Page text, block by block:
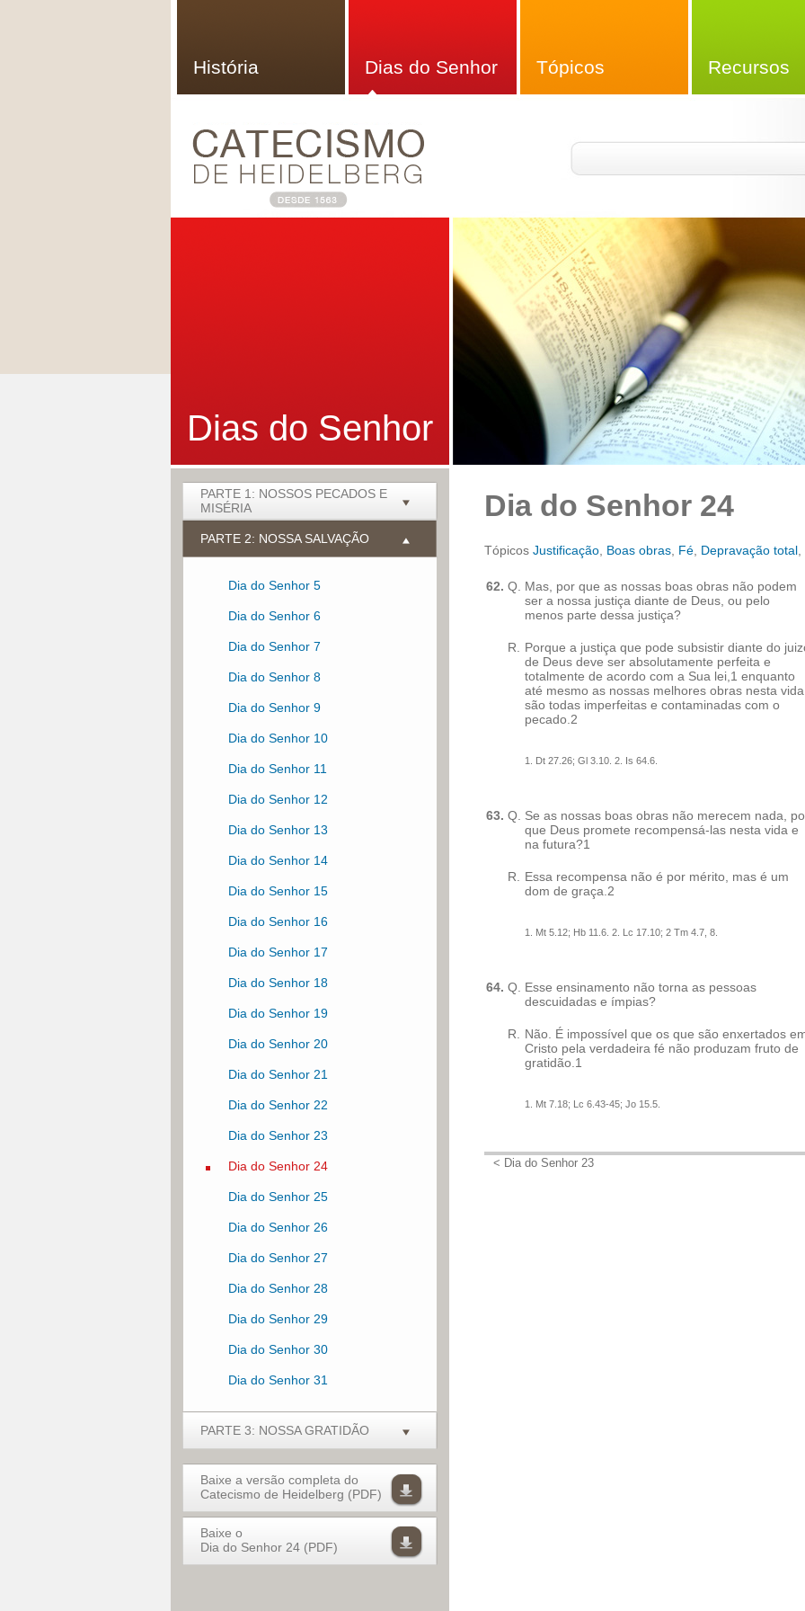
História Dias do Senhor Tópicos Recursos
Dias do Senhor
Dia do Senhor 24
Tópicos Justificação, Boas obras, Fé, Depravação total,
62. Q. Mas, por que as nossas boas obras não podem
ser a nossa justiça diante de Deus, ou pelo
menos parte dessa justiça?
R.
Porque a justiça que pode subsistir diante do
de Deus deve ser absolutamente perfeita e
totalmente de acordo com a Sua lei,1 enquanto
até mesmo as nossas melhores obras nesta vida
são todas imperfeitas e contaminadas com o
pecado.2
1. Dt 27.26; Gl 3.10. 2. Is 64.6.
63. Q. Se as nossas boas obras não merecem nada,
que Deus promete recompensá-las nesta vida e
na futura?1
R.
Essa recompensa não é por mérito, mas é um
dom de graça.2
1. Mt 5.12; Hb 11.6. 2. Lc 17.10; 2 Tm 4.7, 8.
64. Q. Esse ensinamento não torna as pessoas
descuidadas e ímpias?
R.
Não. É impossível que os que são enxertados
Cristo pela verdadeira fé não produzam fruto de
gratidão.1
1. Mt 7.18; Lc 6.43-45; Jo 15.5.
< Dia do Senhor 23
PARTE 1: NOSSOS PECADOS E
MISÉRIA
Dia do Senhor 1
Dia do Senhor 2
Dia do Senhor 3
Dia do Senhor 4
PARTE 2: NOSSA SALVAÇÃO
Dia do Senhor 5
Dia do Senhor 6
Dia do Senhor 7
Dia do Senhor 8
Dia do Senhor 9
Dia do Senhor 10
Dia do Senhor 11
Dia do Senhor 12
Dia do Senhor 13
Dia do Senhor 14
Dia do Senhor 15
Dia do Senhor 16
Dia do Senhor 17
Dia do Senhor 18
Dia do Senhor 19
Dia do Senhor 20
Dia do Senhor 21
Dia do Senhor 22
Dia do Senhor 23
Dia do Senhor 24
Dia do Senhor 25
Dia do Senhor 26
Dia do Senhor 27
Dia do Senhor 28
Dia do Senhor 29
Dia do Senhor 30
Dia do Senhor 31
PARTE 3: NOSSA GRATIDÃO
Dia do Senhor 32
Dia do Senhor 34
Dia do Senhor 35
Baixe a versão completa do
Catecismo de Heidelberg (PDF)
Baixe o
Dia do Senhor 24 (PDF)